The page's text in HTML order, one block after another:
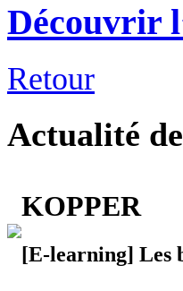
Découvrir
Retour
Actualité
KOPPER
[E-learning] Les